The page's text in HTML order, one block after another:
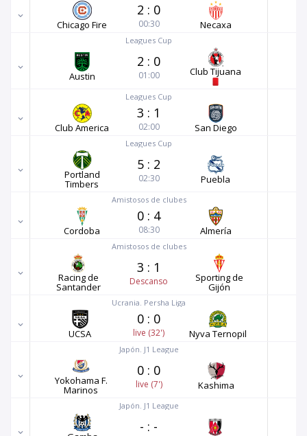
Chicago Fire
2 : 0
00:30 Necaxa
Leagues Cup
Austin
2 : 0
01:00 Club Tijuana
Leagues Cup
Club America
3 : 1
02:00 San Diego
Leagues Cup
Portland
Timbers
5 : 2
02:30 Puebla
Amistosos de clubes
Cordoba
0 : 4
08:30 Almería
Amistosos de clubes
Racing de
Santander
3 : 1
Descanso Sporting de
Gijón
Ucrania. Persha Liga
UCSA
0 : 0
live (32') Nyva Ternopil
Japón. J1 League
Yokohama F.
Marinos
0 : 0
live (7') Kashima
Japón. J1 League
- : -